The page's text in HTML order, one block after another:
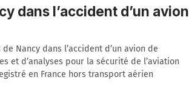
dans l’accident d’un avion
Nancy dans l’accident d’un avion de
et d’analyses pour la sécurité de l’aviation
en France hors transport aérien